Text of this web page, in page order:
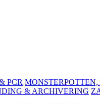
PCR
& ARCHIVERING